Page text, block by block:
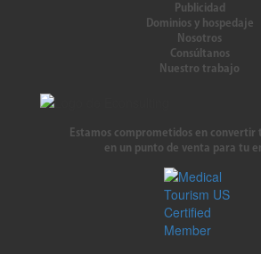
Publicidad
Dominios y hospedaje
Nosotros
Consúltanos
Nuestro trabajo
Estamos comprometidos en convertir
en un punto de venta para tu